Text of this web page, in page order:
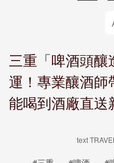
三重「啤酒頭釀
運！專業釀酒師
能喝到酒廠直送
text